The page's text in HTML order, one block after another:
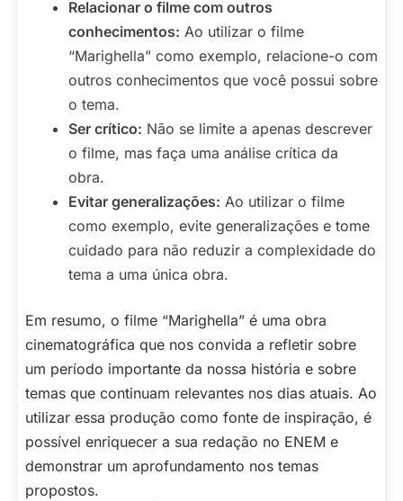
Relacionar o filme com outros
conhecimentos: Ao utilizar o filme
“Marighella” como exemplo, relacione-o com
outros conhecimentos que você possui sobre
o tema.
Ser crítico: Não se limite a apenas descrever
o filme, mas faça uma análise crítica da
obra.
Evitar generalizações: Ao utilizar o filme
como exemplo, evite generalizações e tome
cuidado para não reduzir a complexidade do
tema a uma única obra.
Em resumo, o filme “Marighella” é uma obra
cinematográfica que nos convida a refletir sobre
um período importante da nossa história e sobre
temas que continuam relevantes nos dias atuais. Ao
utilizar essa produção como fonte de inspiração, é
possível enriquecer a sua redação no ENEM e
demonstrar um aprofundamento nos temas
propostos.